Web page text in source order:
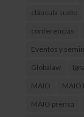
cláusula suelo
conferencias
Eventos y
Globalaw
MAIO
MAIO
MAIO prensa